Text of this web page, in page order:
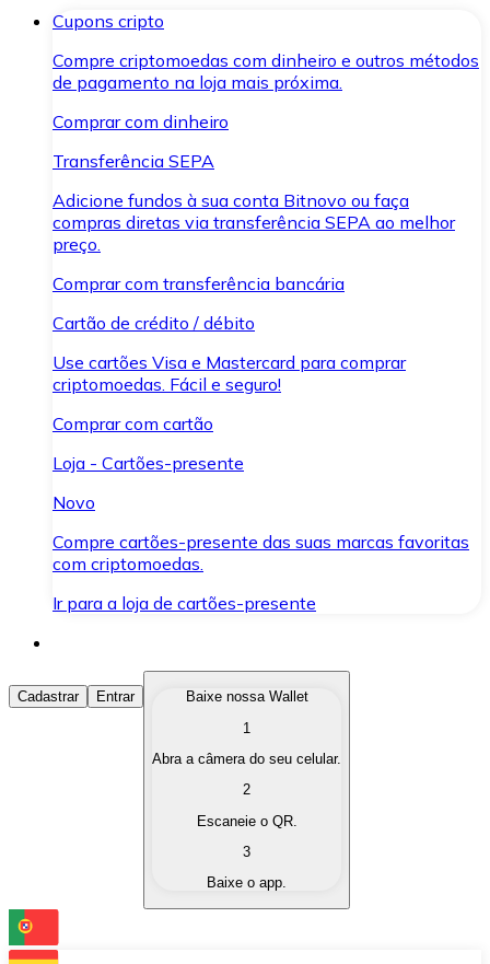
Cupons cripto
Compre criptomoedas com dinheiro e outros métodos
de pagamento na loja mais próxima.
Comprar com dinheiro
Transferência SEPA
Adicione fundos à sua conta Bitnovo ou faça
compras diretas via transferência SEPA ao melhor
preço.
Comprar com transferência bancária
Cartão de crédito / débito
Use cartões Visa e Mastercard para comprar
criptomoedas. Fácil e seguro!
Comprar com cartão
Loja - Cartões-presente
Novo
Compre cartões-presente das suas marcas favoritas
com criptomoedas.
Ir para a loja de cartões-presente
Comprar Criptomoedas
Compre as criptomoedas de seu interesse de forma
Converta suas criptomoedas em moeda fiduciária
Troque uma criptomoeda por outra
Cadastrar Entrar
Baixe nossa Wallet
1
Abra a câmera do seu celular.
2
Escaneie o QR.
3
Baixe o app.